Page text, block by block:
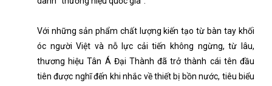
Với những sản phẩm chất lượng kiến tạo từ bàn tay khối
óc người Việt và nỗ lực cải tiến không ngừng, từ lâu,
thương hiệu Tân Á Đại Thành đã trở thành cái tên đầu
tiên được nghĩ đến khi nhắc về thiết bị bồn nước, tiêu biểu